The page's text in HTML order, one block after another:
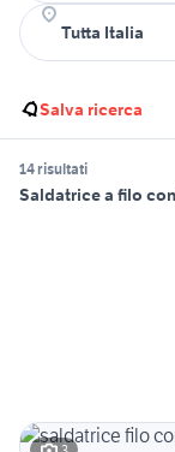
Salva ricerca
14 risultati
Saldatrice a filo